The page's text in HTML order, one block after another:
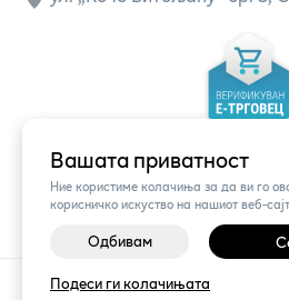
Вашата приватност
Ние користиме колачиња за да ви го
корисничко искуство на нашиот веб-сајт
Одбивам
Подеси ги колачињата
©2026